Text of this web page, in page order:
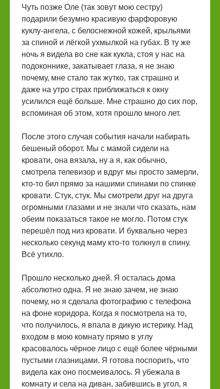
Чуть позже Оле (так зовут мою сестру)
подарили безумно красивую фарфоровую
куклу-ангела, с белоснежной кожей, крыльями
за спиной и лёгкой ухмылкой на губах. В ту же
ночь я видела во сне как кукла, стоя у нас на
подоконнике, закатывает глаза, я не знаю
почему, мне стало так жутко, так страшно и
даже на утро страх приближаться к окну
усилился ещё больше. Мне страшно до сих пор,
вспоминая об этом, хотя прошло много лет.
После этого случая события начали набирать
бешеный оборот. Мы с мамой сидели на
кровати, она вязала, ну а я, как обычно,
смотрела телевизор и вдруг мы просто замерли,
кто-то бил прямо за нашими спинами по спинке
кровати. Стук, стук. Мы смотрели друг на друга
огромными глазами и не знали что сказать, нам
обеим показаться такое не могло. Потом стук
перешёл под низ кровати. И буквально через
несколько секунд маму кто-то толкнул в спину.
Всё утихло.
Прошло несколько дней. Я осталась дома
абсолютно одна. Я не знаю зачем, не знаю
почему, но я сделала фотографию с телефона
на фоне коридора. Когда я посмотрела на то,
что получилось, я впала в дикую истерику. Над
входом в мою комнату прямо в углу
красовалось чёрное лицо с ещё более чёрными
пустыми глазницами. Я готова поспорить, что
видела как оно посмеивалось. Я убежала в
комнату и села на диван, забившись в угол, я